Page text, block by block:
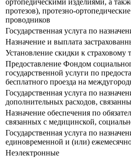
ортопедическими изделиями, а
протезов), протезно-
проводников
Государственная услуга по
Назначение и выплата
Установление скидки к страховому
Предоставление Фондом
государственной услуги по
бесплатного проезда на
Государственная услуга по
дополнительных расходов,
Назначение обеспечения по
связанных с медицинской,
Государственная услуга по
единовременной и (или)
Неэлектронные